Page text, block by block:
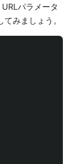
パラメータ
みましょう。